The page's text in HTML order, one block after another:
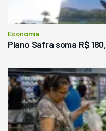
Economia
Plano Safra soma R$